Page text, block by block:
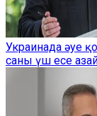
Украинада әуе
саны үш есе